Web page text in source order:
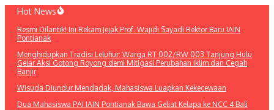
Lewati
konten
Hot News
Resmi Dilantik! Ini Rekam Jejak Prof. Wajidi Sayadi Rektor Baru IAIN
Pontianak
Menghidupkan Tradisi Leluhur: Warga RT 002/RW 003 Tanjung Hulu
Gelar Aksi Gotong Royong demi Mitigasi Perubahan Iklim dan Cegah
Banjir
Wisuda Diundur Mendadak, Mahasiswa Luapkan Kekecewaan
Dua Mahasiswa PAI IAIN Pontianak Bawa Geliat Kelapa ke NCC 4 Bali